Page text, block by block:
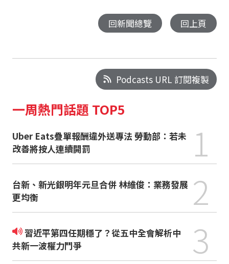
回新聞總覽 回上頁
Podcasts URL 訂閱複製
一周熱門話題 TOP5
Uber Eats疊單報酬違外送專法 勞動部：若未
改善將按人連續開罰
1
台新、新光銀明年元旦合併 林維俊：業務發展
更均衡
2
習近平第四任期穩了？從五中全會解析中
共新一波權力鬥爭
3